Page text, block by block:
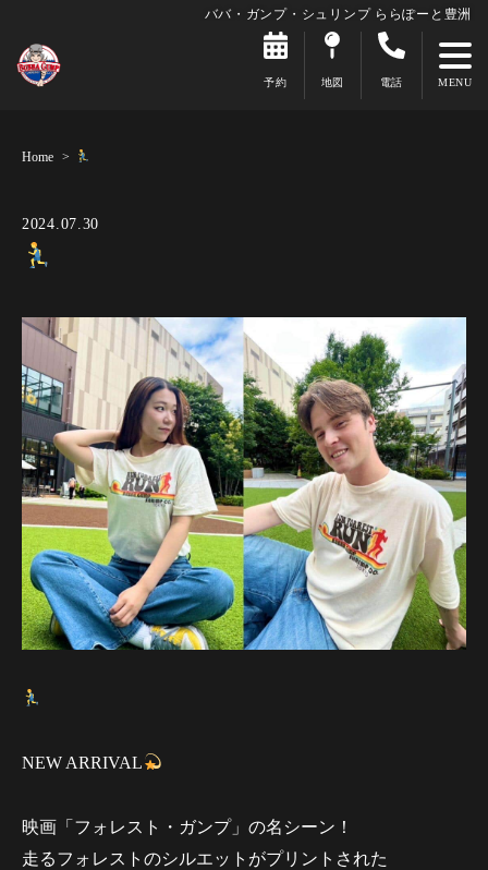
ババ・ガンプ・シュリンプ ららぽーと豊洲
予約 地図 電話
Home
2024.07.30
NEW ARRIVAL
映画「フォレスト・ガンプ」の名シーン！
走るフォレストのシルエットがプリントされた